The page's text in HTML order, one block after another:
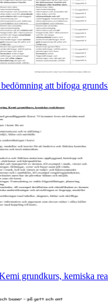
att bifoga
grundkurs, kemiska